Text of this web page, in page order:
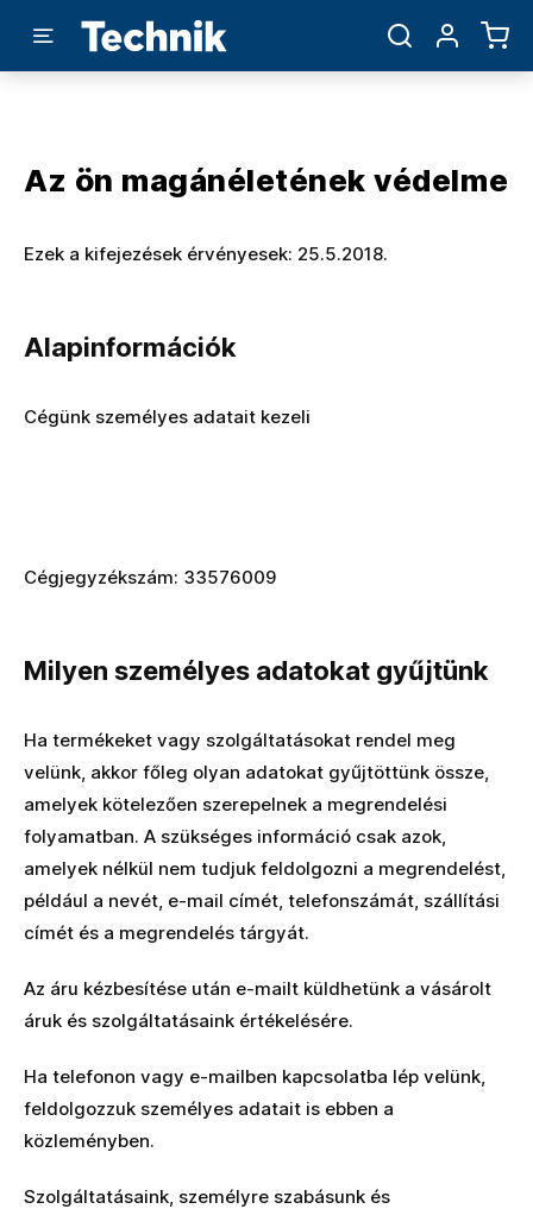
Az ön magánéletének védelme
Ezek a kifejezések érvényesek: 25.5.2018.
Alapinformációk
Cégünk személyes adatait kezeli
Cégjegyzékszám: 33576009
Milyen személyes adatokat gyűjtünk
Ha termékeket vagy szolgáltatásokat rendel meg
velünk, akkor főleg olyan adatokat gyűjtöttünk össze,
amelyek kötelezően szerepelnek a megrendelési
folyamatban. A szükséges információ csak azok,
amelyek nélkül nem tudjuk feldolgozni a megrendelést,
például a nevét, e-mail címét, telefonszámát, szállítási
címét és a megrendelés tárgyát.
Az áru kézbesítése után e-mailt küldhetünk a vásárolt
áruk és szolgáltatásaink értékelésére.
Ha telefonon vagy e-mailben kapcsolatba lép velünk,
feldolgozzuk személyes adatait is ebben a
közleményben.
Szolgáltatásaink, személyre szabásunk és